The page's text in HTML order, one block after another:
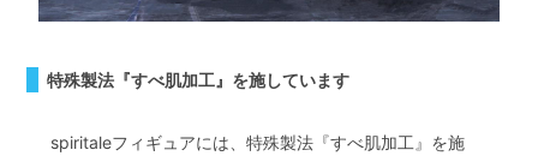
特殊製法『すべ肌加工』を施しています
spiritaleフィギュアには、特殊製法『すべ肌加工』を施